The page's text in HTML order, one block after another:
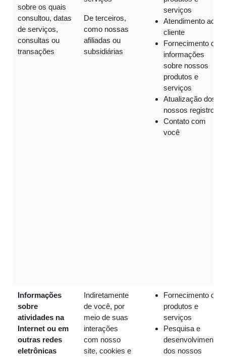
sobre os quais
consultou, datas
de serviços,
consultas ou
transações
De terceiros,
como nossas
afiliadas ou
subsidiárias
serviços
Atendimento ao
cliente
Fornecimento de
informações
sobre nossos
produtos e
serviços
Atualização dos
nossos registros
Contato com
você
Informações
sobre
atividades na
Internet ou em
outras redes
eletrônicas
Indiretamente
de você, por
meio de suas
interações
com nosso
site, cookies e
Fornecimento de
produtos e
serviços
Pesquisa e
desenvolvimento
dos nossos